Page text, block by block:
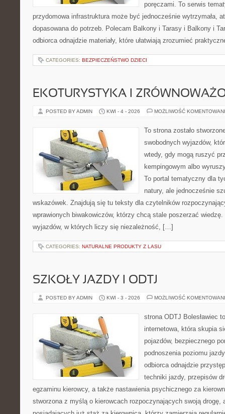
poręczami. To serwis
przydomowa infrastruktura może być jednocześnie wytrzymała,
dopasowana do potrzeb. Polecam Balkony i Tarasy i Balkony i
odbiorca odnajdzie materiały, które ułatwiają zrozumieć
CATEGORIES: BEZPIECZEŃSTWO DZIECI
EKOTURYSTYKA I
POSTED BY ADMIN KWI - 4 - 2026 MOŻLIWOŚĆ
To strona zostało
swobodnych wyjazdów,
wtedy, gdy mogą ruszyć
kempingowym albo
To portal tematyczny dla
natury, ale jednocześnie
wskazówek. Znajdują się tu teksty dla czytelników
wprawionych biwakowiczów, którzy chcą stale poszerzać wiedzę.
wyjazdów, w których liczy się niezależność, […]
CATEGORIES: NATURALNE PRODUKTY Z LASU
SZKOŁY JAZDY I ODTJ
POSTED BY ADMIN KWI - 3 - 2026 MOŻLIWOŚĆ
strona ODTJ Bolesławiec
internetowa, która skupia
pojazdów, bezpiecznego
podnoszenia poziomu
odbiorca odnajdzie
techniki jazdy, przepisów
egzaminu kierowcy, a także nastawienia psychicznego za
stworzona z myślą o kierowcach rozpoczynających swoją drogę,